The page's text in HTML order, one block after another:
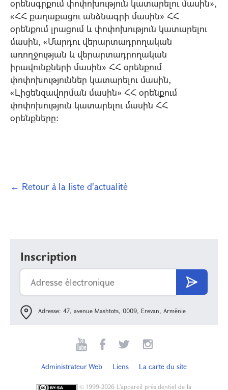
օրենսգրքում փոփոխություն կատարելու մասին»,
«ՀՀ քաղաքացու անձնագրի մասին» ՀՀ
օրենքում լրացում և փոփոխություն կատարելու
մասին, «Մարդու վերարտադրողական
առողջության և վերարտադրողական
իրավունքների մասին» ՀՀ օրենքում
փոփոխություններ կատարելու մասին,
«Լիցենզավորման մասին» ՀՀ օրենքում
փոփոխություն կատարելու մասին ՀՀ
օրենքները:
← Retour à la liste d'actualité
Inscription
Adresse: 47, avenue Mashtots, 0009, Erevan, Arménie
Administrateur Web Liens La carte du site
© 1999-2026 L'appareil présidentiel de la